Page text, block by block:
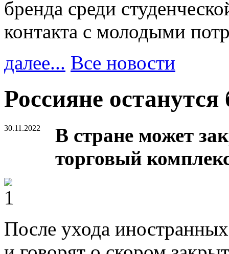
бренда среди
контакта с молодыми
далее... Все новости
Россияне
30.11.2022
В стране может
торговый
После ухода